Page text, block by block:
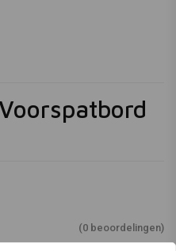
(0 beoordelingen)